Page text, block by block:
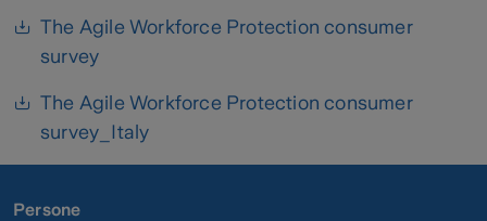
The Agile Workforce Protection consumer
survey
The Agile Workforce Protection consumer
survey_Italy
Persone